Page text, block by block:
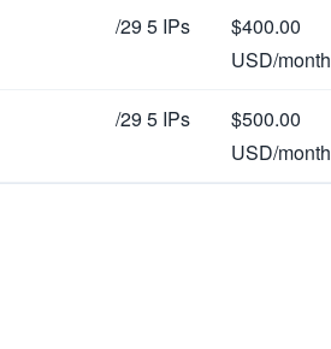
/29 5 IPs
$400.00
USD/month
/29 5 IPs
$500.00
USD/month